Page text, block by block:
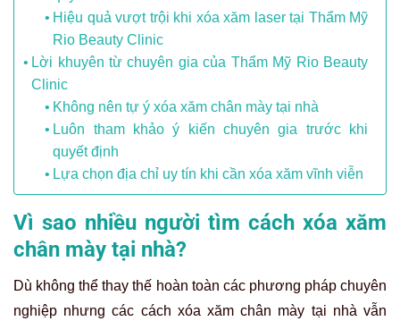
Hiệu quả vượt trội khi xóa xăm laser tại Thẩm Mỹ
Rio Beauty Clinic
Lời khuyên từ chuyên gia của Thẩm Mỹ Rio Beauty
Clinic
Không nên tự ý xóa xăm chân mày tại nhà
Luôn tham khảo ý kiến chuyên gia trước khi
quyết định
Lựa chọn địa chỉ uy tín khi cần xóa xăm vĩnh viễn
Vì sao nhiều người tìm cách xóa xăm
chân mày tại nhà?
Dù không thể thay thế hoàn toàn các phương pháp chuyên
nghiệp nhưng các cách xóa xăm chân mày tại nhà vẫn